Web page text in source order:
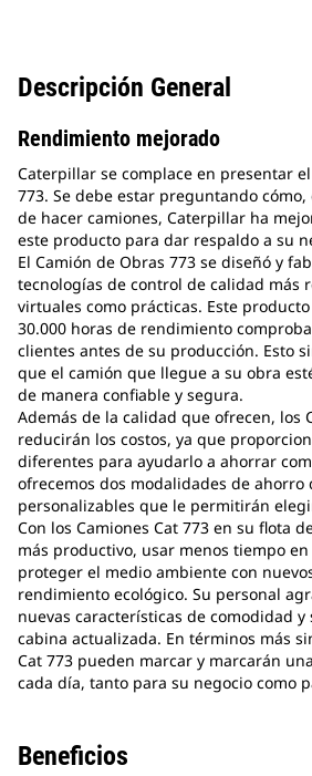
Descripción General
Rendimiento mejorado
Caterpillar se complace en presentar
773. Se debe estar preguntando cómo,
de hacer camiones, Caterpillar ha
este producto para dar respaldo a su
El Camión de Obras 773 se diseñó y
tecnologías de control de calidad más
virtuales como prácticas. Este
30.000 horas de rendimiento
clientes antes de su producción. Esto
que el camión que llegue a su obra
de manera confiable y segura.
Además de la calidad que ofrecen, los
reducirán los costos, ya que
diferentes para ayudarlo a ahorrar
ofrecemos dos modalidades de ahorro
personalizables que le permitirán
Con los Camiones Cat 773 en su flota
más productivo, usar menos tiempo
proteger el medio ambiente con
rendimiento ecológico. Su personal
nuevas características de comodidad
cabina actualizada. En términos más
Cat 773 pueden marcar y marcarán
cada día, tanto para su negocio como
Beneficios